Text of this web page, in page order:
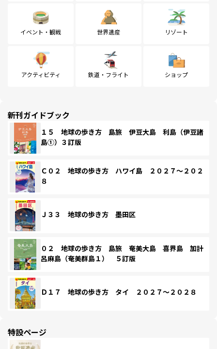
イベント・観戦 世界遺産 リゾート
アクティビティ 鉄道・フライト ショップ
新刊ガイドブック
１５ 地球の歩き方 島旅 伊豆大島 利島（伊豆諸
島①）３訂版
Ｃ０２ 地球の歩き方 ハワイ島 ２０２７～２０２
８
Ｊ３３ 地球の歩き方 墨田区
０２ 地球の歩き方 島旅 奄美大島 喜界島 加計
呂麻島（奄美群島１） ５訂版
Ｄ１７ 地球の歩き方 タイ ２０２７～２０２８
特設ページ